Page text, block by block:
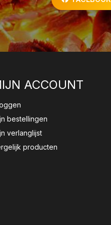
ACCOUNT
bestellingen
verlanglijst
producten